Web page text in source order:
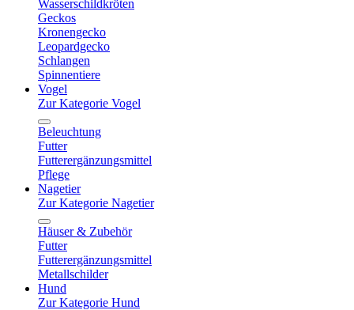
Wasserschildkröten
Geckos
Kronengecko
Leopardgecko
Schlangen
Spinnentiere
Vogel
Zur Kategorie Vogel
Beleuchtung
Futter
Futterergänzungsmittel
Pflege
Nagetier
Zur Kategorie Nagetier
Häuser & Zubehör
Futter
Futterergänzungsmittel
Metallschilder
Hund
Zur Kategorie Hund